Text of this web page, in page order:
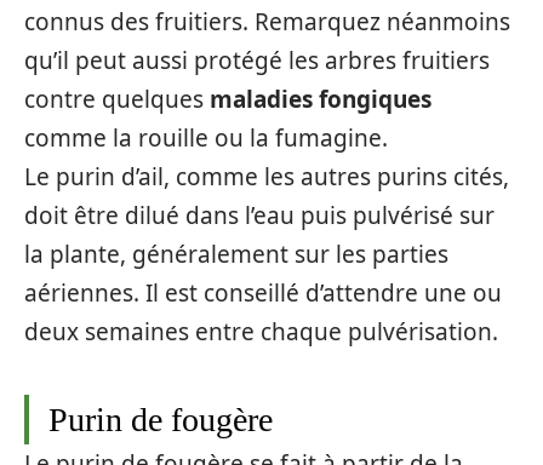
connus des fruitiers. Remarquez néanmoins
qu’il peut aussi protégé les arbres fruitiers
contre quelques maladies fongiques
comme la rouille ou la fumagine.
Le purin d’ail, comme les autres purins cités,
doit être dilué dans l’eau puis pulvérisé sur
la plante, généralement sur les parties
aériennes. Il est conseillé d’attendre une ou
deux semaines entre chaque pulvérisation.
Purin de fougère